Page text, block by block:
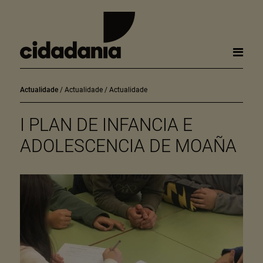
Actualidade Actualidade Actualidade
I PLAN DE INFANCIA E
ADOLESCENCIA DE MOAÑA